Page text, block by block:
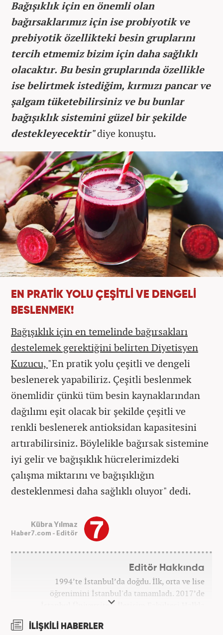
Bağışıklık için en önemli olan
bağırsaklarımız için ise probiyotik ve
prebiyotik özellikteki besin gruplarını
tercih etmemiz bizim için daha sağlıklı
olacaktır. Bu besin gruplarında özellikle
ise belirtmek istediğim, kırmızı pancar ve
şalgam tüketebilirsiniz ve bu bunlar
bağışıklık sistemini güzel bir şekilde
destekleyecektir"diye konuştu.
EN PRATİK YOLU ÇEŞİTLİ VE DENGELİ
BESLENMEK!
Bağışıklık için en temelinde bağırsakları
destelemek gerektiğini belirten Diyetisyen
Kuzucu,"En pratik yolu çeşitli ve dengeli
beslenerek yapabiliriz. Çeşitli beslenmek
önemlidir çünkü tüm besin kaynaklarından
dağılımı eşit olacak bir şekilde çeşitli ve
renkli beslenerek antioksidan kapasitesini
artırabilirsiniz. Böylelikle bağırsak sistemine
iyi gelir ve bağışıklık hücrelerimizdeki
çalışma miktarını ve bağışıklığın
desteklenmesi daha sağlıklı oluyor" dedi.
Kübra Yılmaz
Haber7.com - Editör
Editör Hakkında
1994’te İstanbul’da doğdu. İlk, orta ve lise
öğrenimini İstanbul'da tamamladı. 2017’de
İstanbul Üniversitesi İletişim Fakültesi Halkla
2017’den beri Kanal7 Medya Grubu’na bağlı
İLİŞKİLİ HABERLER